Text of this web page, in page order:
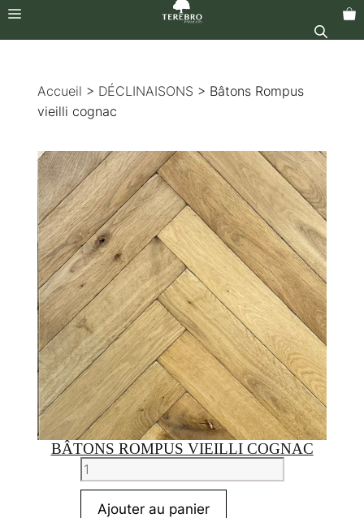
contenu
Menu
Accueil > DÉCLINAISONS > Bâtons Rompus
vieilli cognac
BÂTONS ROMPUS VIEILLI COGNAC
quantité
de
Bâtons
Ajouter au panier